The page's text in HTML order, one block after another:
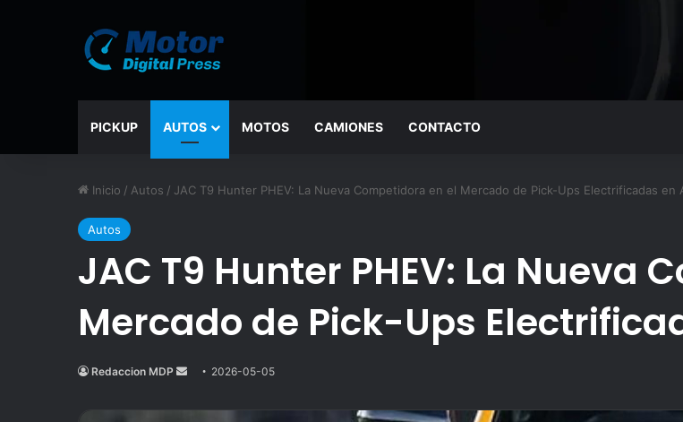
PICKUP AUTOS MOTOS CAMIONES CONTACTO
Inicio / Autos / JAC T9 Hunter PHEV: La Nueva Competidora en el Mercado de Pick-Ups Electrificadas en
Autos
JAC T9 Hunter PHEV: La Nueva
Mercado de Pick-Ups
Redaccion MDP
Send
email
2026-05-05